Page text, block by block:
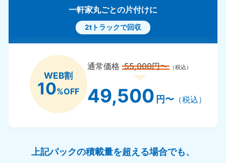
一軒家丸ごとの片付けに
2tトラックで回収
WEB割
10%OFF
通常価格55,000円〜 （税込）
49,500 円〜（税込）
上記パックの積載量を超える場合でも、